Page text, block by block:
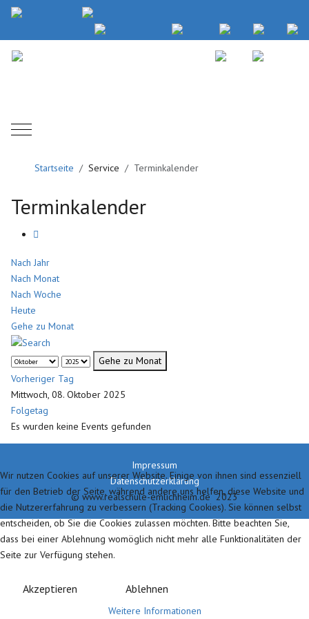
Mobile Menu Toggle
Startseite Service Terminkalender
Terminkalender
Nach Jahr
Nach Monat
Nach Woche
Heute
Gehe zu Monat
Gehe zu Monat
Vorheriger Tag
Mittwoch, 08. Oktober 2025
Folgetag
Es wurden keine Events gefunden
Impressum
Datenschutzerklärung
© www.realschule-emlichheim.de 2023
Wir nutzen Cookies auf unserer Website. Einige von ihnen sind essenziell
für den Betrieb der Seite, während andere uns helfen, diese Website und
die Nutzererfahrung zu verbessern (Tracking Cookies). Sie können selbst
entscheiden, ob Sie die Cookies zulassen möchten. Bitte beachten Sie,
dass bei einer Ablehnung womöglich nicht mehr alle Funktionalitäten der
Seite zur Verfügung stehen.
Akzeptieren Ablehnen
Weitere Informationen